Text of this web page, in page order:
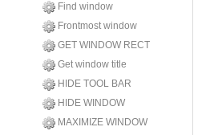
Find window
Frontmost window
GET WINDOW RECT
Get window title
HIDE TOOL BAR
HIDE WINDOW
MAXIMIZE WINDOW